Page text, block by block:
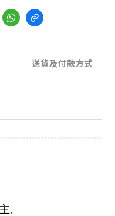
送貨及付款方式
。